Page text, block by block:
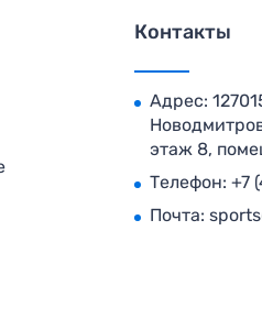
Контакты
Адрес:
этаж 8,
Телефон: +7
Почта: